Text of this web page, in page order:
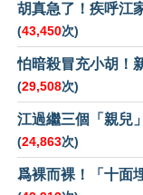
胡真急了！疾呼江
(43,450次)
怕暗殺冒充小胡！
(29,508次)
江過繼三個「親
(24,863次)
爲裸而裸！「十面